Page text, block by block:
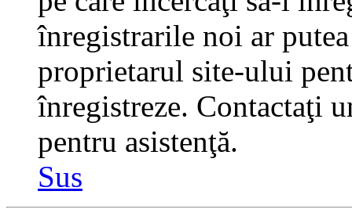
înregistrarile noi ar
proprietarul site-ului
înregistreze. Contactaţi
pentru asistenţă.
Sus